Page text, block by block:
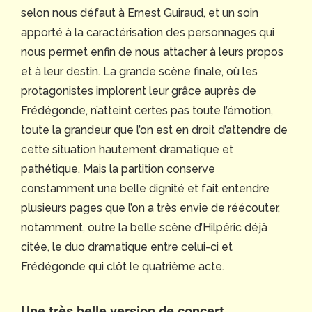
selon nous défaut à Ernest Guiraud, et un soin
apporté à la caractérisation des personnages qui
nous permet enfin de nous attacher à leurs propos
et à leur destin. La grande scène finale, où les
protagonistes implorent leur grâce auprès de
Frédégonde, n’atteint certes pas toute l’émotion,
toute la grandeur que l’on est en droit d’attendre de
cette situation hautement dramatique et
pathétique. Mais la partition conserve
constamment une belle dignité et fait entendre
plusieurs pages que l’on a très envie de réécouter,
notamment, outre la belle scène d’Hilpéric déjà
citée, le duo dramatique entre celui-ci et
Frédégonde qui clôt le quatrième acte.